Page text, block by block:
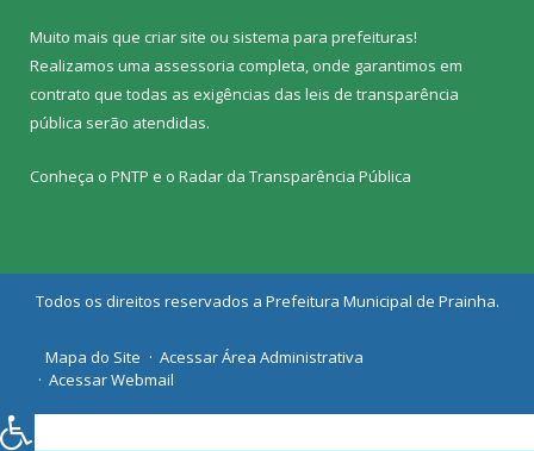
Muito mais que criar site ou sistema para prefeituras!
Realizamos uma assessoria completa, onde garantimos em
contrato que todas as exigências das leis de transparência
pública serão atendidas.
Conheça o PNTP e o Radar da Transparência Pública
Todos os direitos reservados a Prefeitura Municipal de Prainha.
Mapa do Site
Acessar Área Administrativa
Acessar Webmail